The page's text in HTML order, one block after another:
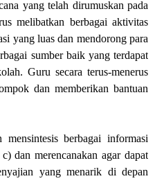
yang telah dirumuskan pada
melibatkan berbagai aktivitas
yang luas dan mendorong para
sumber baik yang terdapat
Guru secara terus-menerus
dan memberikan bantuan
mensintesis berbagai informasi
dan merencanakan agar dapat
yang menarik di depan